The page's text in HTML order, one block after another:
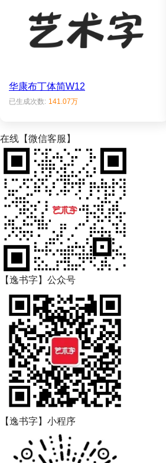
华康布丁体简W12
已生成次数: 141.07万
在线【微信客服】
【逸书字】公众号
【逸书字】小程序